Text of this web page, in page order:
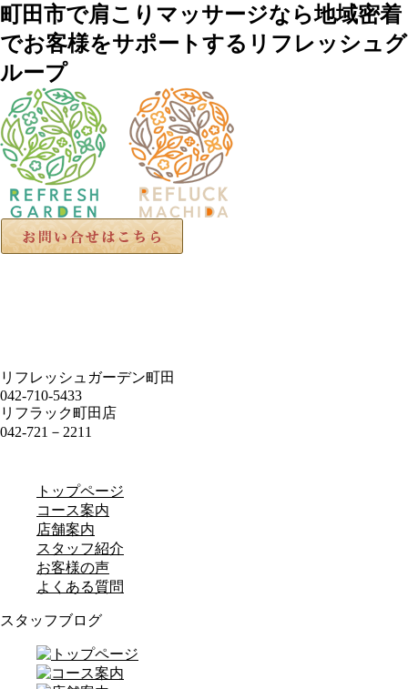
町田市で肩こりマッサージなら地域密着
でお客様をサポートするリフレッシュグ
ループ
リフレッシュガーデン町田
042-710-5433
リフラック町田店
042-721－2211
トップページ
コース案内
店舗案内
スタッフ紹介
お客様の声
よくある質問
スタッフブログ